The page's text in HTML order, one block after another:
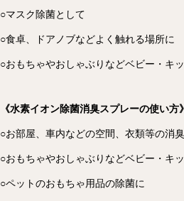
○マスク除菌として
○食卓、ドアノブなどよく触れる場所に
○おもちゃやおしゃぶりなどベビー・キ
《水素イオン除菌消臭スプレーの使い方》
○お部屋、車内などの空間、衣類等の消
○おもちゃやおしゃぶりなどベビー・キ
○ペットのおもちゃ用品の除菌に